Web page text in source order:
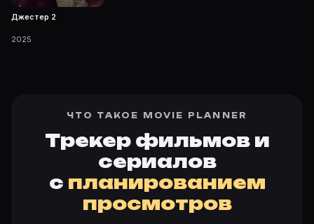
Джестер 2
2025
ЧТО ТАКОЕ MOVIE PLANNER
Трекер фильмов и
сериалов
с планированием
просмотров